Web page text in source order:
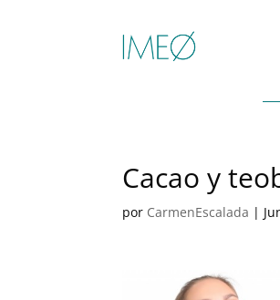
Cacao y
por CarmenEscalada |